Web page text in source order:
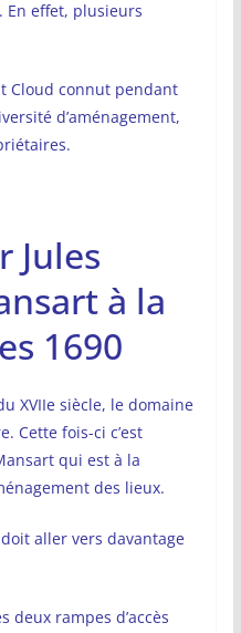
En effet, plusieurs
Cloud connut pendant
d’aménagement,
Jules
à la
1690
XVIIe siècle, le domaine
Cette fois-ci c’est
qui est à la
des lieux.
aller vers davantage
deux rampes d’accès